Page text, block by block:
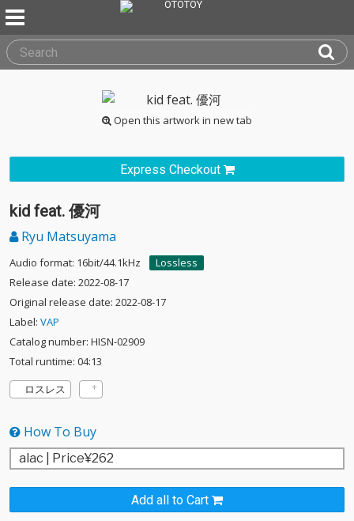
Open this artwork in new tab
Express Checkout
kid feat. 優河
Ryu Matsuyama
Audio format: 16bit/44.1kHz
Lossless
Release date: 2022-08-17
Original release date: 2022-08-17
Label: VAP
Catalog number: HISN-02909
Total runtime: 04:13
ロスレス
How To Buy
Add all to Cart